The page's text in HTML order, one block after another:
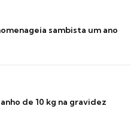
sambista um ano
de 10 kg na gravidez